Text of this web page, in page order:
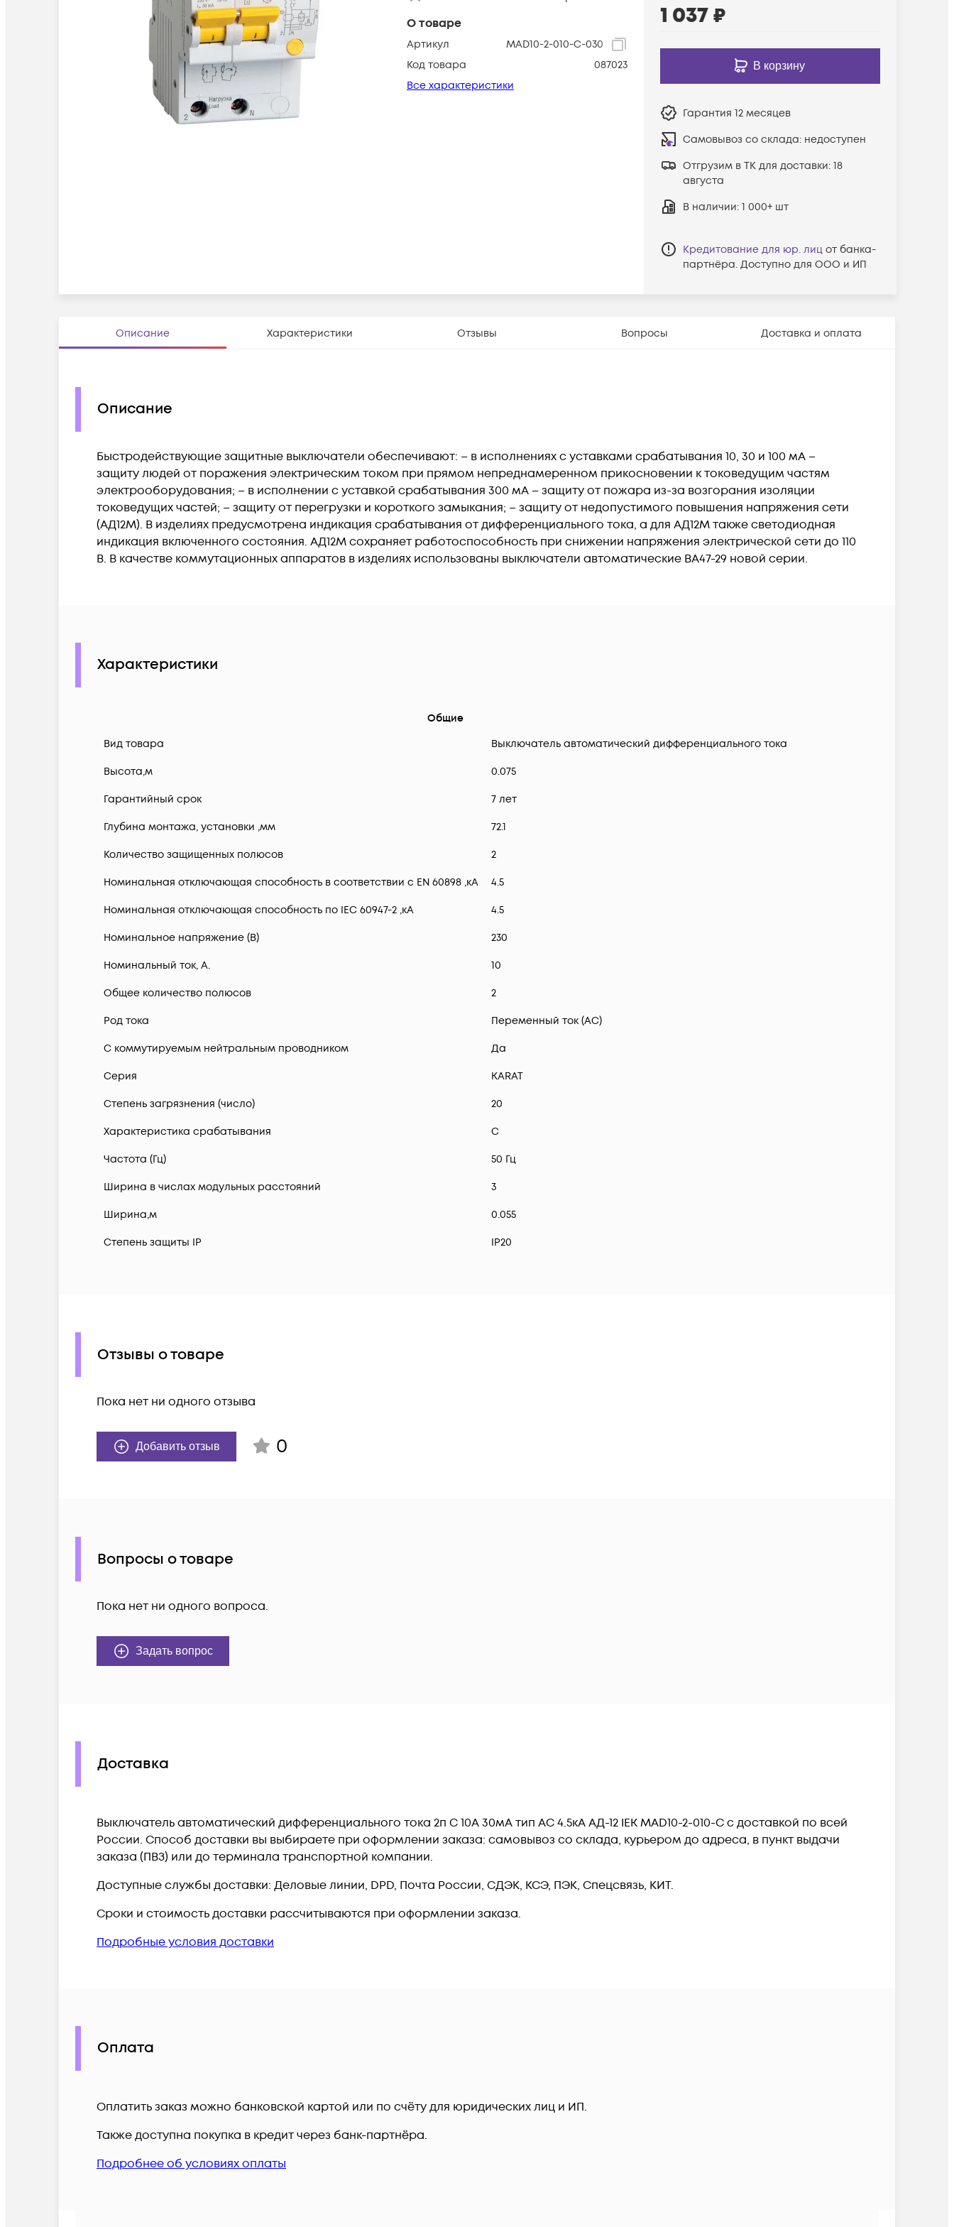
О товаре
Артикул
MAD10-2-010-C-030
Код товара
087023
Все характеристики
1 037₽
В корзину
Гарантия 12 месяцев
Самовывоз со склада: недоступен
Отгрузим в ТК для доставки: 18
августа
В наличии: 1 000+ шт
Кредитование для юр. лиц от банка-
партнёра. Доступно для ООО и ИП
Описание Характеристики Отзывы Вопросы Доставка и оплата
Описание
Быстродействующие защитные выключатели обеспечивают: – в исполнениях с уставками срабатывания 10, 30 и 100 мА –
защиту людей от поражения электрическим током при прямом непреднамеренном прикосновении к токоведущим частям
электрооборудования; – в исполнении с уставкой срабатывания 300 мА – защиту от пожара из-за возгорания изоляции
токоведущих частей; – защиту от перегрузки и короткого замыкания; – защиту от недопустимого повышения напряжения сети
(АД12М). В изделиях предусмотрена индикация срабатывания от дифференциального тока, а для АД12М также светодиодная
индикация включенного состояния. АД12М сохраняет работоспособность при снижении напряжения электрической сети до 110
В. В качестве коммутационных аппаратов в изделиях использованы выключатели автоматические ВА47-29 новой серии.
Характеристики
Общие
Вид товара
Выключатель автоматический дифференциального тока
Высота,м 0.075
Гарантийный срок 7 лет
Глубина монтажа, установки ,мм 72.1
Количество защищенных полюсов 2
Номинальная отключающая способность в соответствии с EN 60898 ,кА 4.5
Номинальная отключающая способность по IEC 60947-2 ,кА 4.5
Номинальное напряжение (В) 230
Номинальный ток, А. 10
Общее количество полюсов 2
Род тока Переменный ток (AC)
С коммутируемым нейтральным проводником Да
Серия KARAT
Степень загрязнения (число) 20
Характеристика срабатывания C
Частота (Гц) 50 Гц
Ширина в числах модульных расстояний 3
Ширина,м 0.055
Степень защиты IP IP20
Отзывы о товаре
Пока нет ни одного отзыва
Добавить отзыв 0
Вопросы о товаре
Пока нет ни одного вопроса.
Задать вопрос
Доставка
Выключатель автоматический дифференциального тока 2п C 10А 30мА тип AC 4.5кА АД-12 IEK MAD10-2-010-C c доставкой по всей
России. Способ доставки вы выбираете при оформлении заказа: самовывоз со склада, курьером до адреса, в пункт выдачи
заказа (ПВЗ) или до терминала транспортной компании.
Доступные службы доставки: Деловые линии, DPD, Почта России, СДЭК, КСЭ, ПЭК, Спецсвязь, КИТ.
Сроки и стоимость доставки рассчитываются при оформлении заказа.
Подробные условия доставки
Оплата
Оплатить заказ можно банковской картой или по счёту для юридических лиц и ИП.
Также доступна покупка в кредит через банк-партнёра.
Подробнее об условиях оплаты